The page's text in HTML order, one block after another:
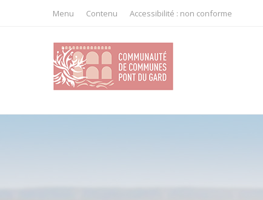
Menu Contenu Accessibilité : non conforme
Twitter